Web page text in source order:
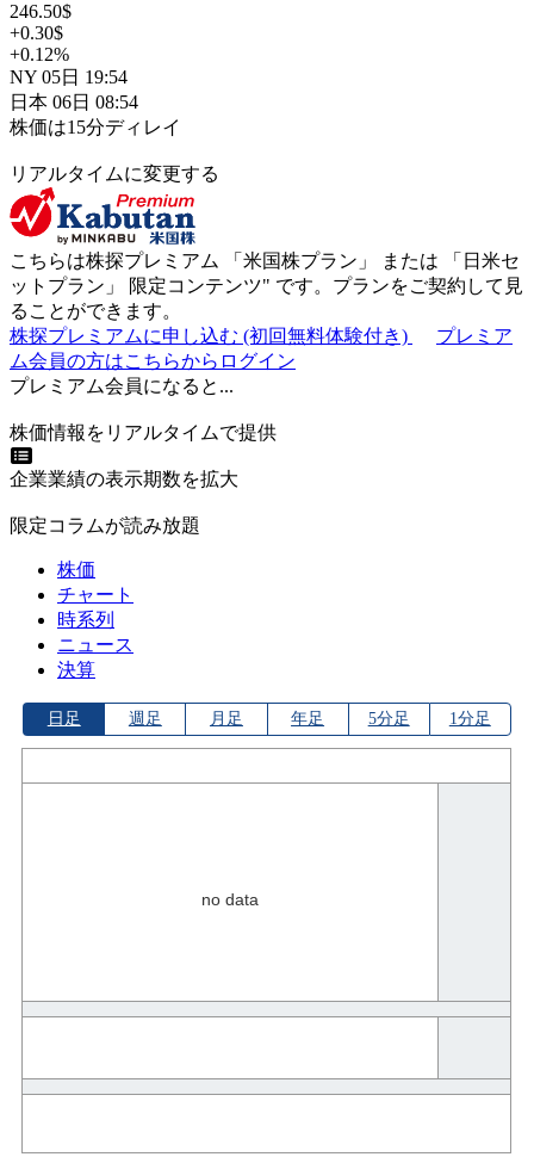
246.50$
+0.30$
+0.12%
NY 05日 19:54
日本 06日 08:54
株価は15分ディレイ
リアルタイムに変更する
こちらは株探プレミアム 「 米国株プラン 」 または 「 日米セ
ットプラン 」 限定コンテンツ" です。プランをご契約して見
ることができます。
株探プレミアムに申し込む (初回無料体験付き)
プレミア
ム会員の方はこちらからログイン
プレミアム会員になると...
株価情報をリアルタイムで提供
企業業績の表示期数を拡大
限定コラムが読み放題
株価
チャート
時系列
ニュース
決算
日足 週足 月足 年足 5分足 1分足
no data